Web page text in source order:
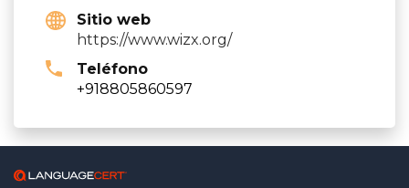
Sitio web
https://www.wizx.org/
Teléfono
+918805860597